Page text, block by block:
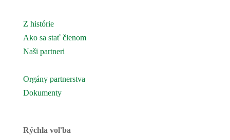
Z histórie
Ako sa stať členom
Naši partneri
Orgány partnerstva
Dokumenty
Rýchla voľba